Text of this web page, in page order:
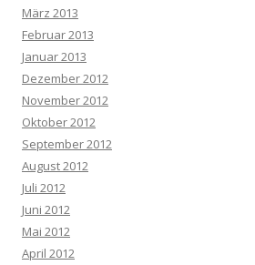
März 2013
Februar 2013
Januar 2013
Dezember 2012
November 2012
Oktober 2012
September 2012
August 2012
Juli 2012
Juni 2012
Mai 2012
April 2012